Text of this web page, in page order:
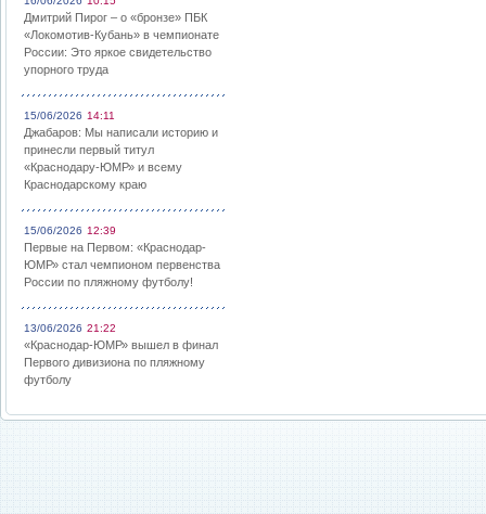
Дмитрий Пирог – о «бронзе» ПБК
«Локомотив-Кубань» в чемпионате
России: Это яркое свидетельство
упорного труда
15/06/2026 14:11
Джабаров: Мы написали историю и
принесли первый титул
«Краснодару-ЮМР» и всему
Краснодарскому краю
15/06/2026 12:39
Первые на Первом: «Краснодар-
ЮМР» стал чемпионом первенства
России по пляжному футболу!
13/06/2026 21:22
«Краснодар-ЮМР» вышел в финал
Первого дивизиона по пляжному
футболу